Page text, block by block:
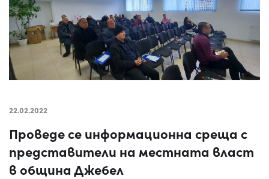
22.02.2022
Проведе се информационна среща с
представители на местната власт
в община Джебел